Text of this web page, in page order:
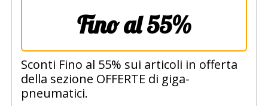
Fino al 55%
Sconti Fino al 55% sui articoli in offerta
della sezione OFFERTE di giga-
pneumatici.